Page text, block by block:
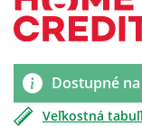
Dostupné
Veľkostná